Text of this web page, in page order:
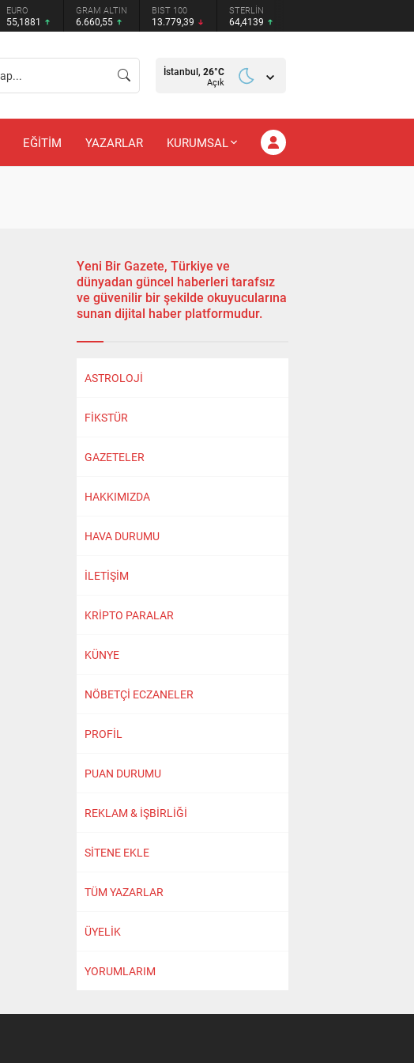
EURO
55,1881
GRAM ALTIN
6.660,55
BIST 100
13.779,39
STERLİN
64,4139
İstanbul, 26°C
Açık
EĞİTİM YAZARLAR KURUMSAL
Yeni Bir Gazete, Türkiye ve
dünyadan güncel haberleri tarafsız
ve güvenilir bir şekilde okuyucularına
sunan dijital haber platformudur.
ASTROLOJİ
FİKSTÜR
GAZETELER
HAKKIMIZDA
HAVA DURUMU
İLETİŞİM
KRİPTO PARALAR
KÜNYE
NÖBETÇİ ECZANELER
PROFİL
PUAN DURUMU
REKLAM & İŞBİRLİĞİ
SİTENE EKLE
TÜM YAZARLAR
ÜYELİK
YORUMLARIM